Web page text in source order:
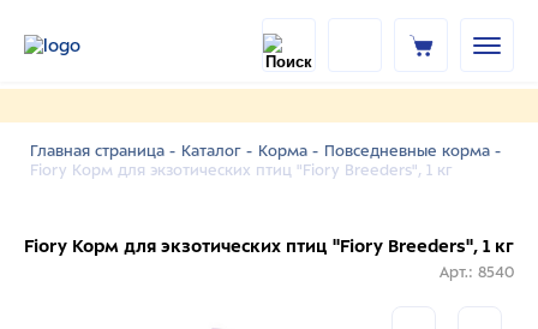
Главная страница - Каталог - Корма - Повседневные корма -
Fiory Корм для экзотических птиц "Fiory Breeders", 1 кг
Fiory Корм для экзотических птиц "Fiory Breeders", 1 кг
Арт.: 8540